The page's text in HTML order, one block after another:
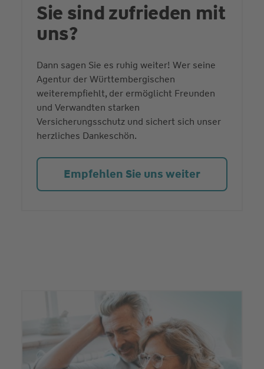
Sie sind zufrieden mit
uns?
Dann sagen Sie es ruhig weiter! Wer seine
Agentur der Württembergischen
weiterempfiehlt, der ermöglicht Freunden
und Verwandten starken
Versicherungsschutz und sichert sich unser
herzliches Dankeschön.
Empfehlen Sie uns weiter